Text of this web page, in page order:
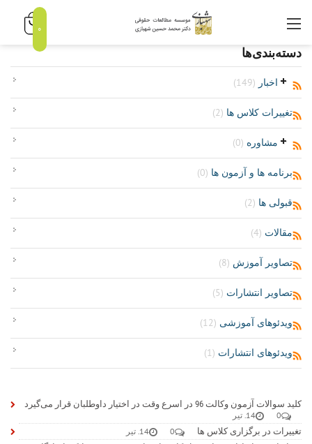
0
دسته‌بندی‌ها
اخبار (149)
تغییرات کلاس ها (2)
مشاوره (0)
برنامه ها و آزمون ها (0)
قبولی ها (2)
مقالات (4)
تصاویر آموزش (8)
تصاویر انتشارات (5)
ویدئوهای آموزشی (12)
ویدئوهای انتشارات (1)
کلید سوالات آزمون وکالت 96 در اسرع وقت در اختیار داوطلبان قرار می‌گیرد
0
14. تیر
تغییرات در برگزاری کلاس ها
0
14. تیر